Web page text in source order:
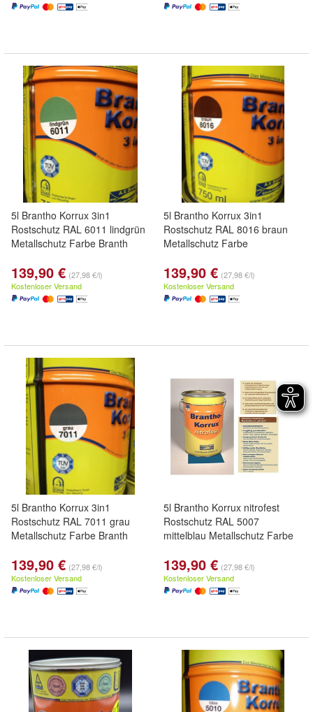
5l Brantho Korrux 3in1
Rostschutz RAL 6011 lindgrün
Metallschutz Farbe Branth
139,90 € (27,98 €/l)
Kostenloser Versand
5l Brantho Korrux 3in1
Rostschutz RAL 8016 braun
Metallschutz Farbe
139,90 € (27,98 €/l)
Kostenloser Versand
5l Brantho Korrux 3in1
Rostschutz RAL 7011 grau
Metallschutz Farbe Branth
139,90 € (27,98 €/l)
Kostenloser Versand
5l Brantho Korrux nitrofest
Rostschutz RAL 5007
mittelblau Metallschutz Farbe
139,90 € (27,98 €/l)
Kostenloser Versand